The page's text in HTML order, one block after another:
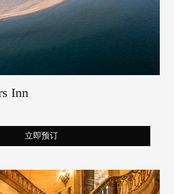
Inn
立即预订